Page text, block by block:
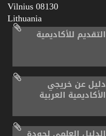
08130 Vilnius
Lithuania
التقديم للأكاديمية
دليل عن خريجي
الأكاديمية العربية